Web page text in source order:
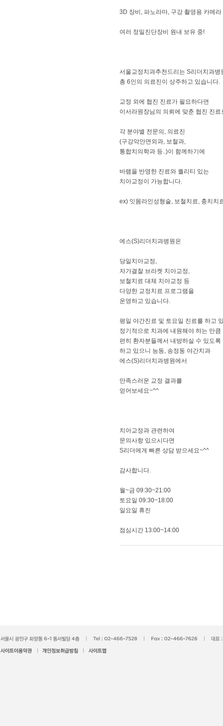
​​3D 장비, 파노라마, 구강 촬영용 카메라
여러 정밀진단장비 원내 보유 중!
서울교정치과추천드리는 S리더치과병
총 6인의 의료진이 상주하고 있습니다.
​교정 외에 협진 진료가 필요하다면
이서라원장님의 의뢰에 맞춘 협진 진료
​각 분야별 전문의, 의료진
(구강악안면외과, 보철과,
통합치의학과 등..)이 함께하기에
바램을 반영한 진료와 퀄리티 있는
치아교정이 가능합니다.
​​ex) 잇몸라인성형술, 보철치료, 충치치
에스(S)리더치과병원은
​당일치아교정,
자가결찰 브라켓 치아교정,
보철치료 대체 치아교정 등
다양한 교정치료 프로그램을
운영하고 있습니다.
평일 야간진료 및 토요일 진료를 하고
정기적으로 치과에 내원해야 하는 만큼
편히 환자분들께서 내방하실 수 있도록
하고 있으니 능동, 송정동 야간치과
에스(S)리더치과병원에서
만족스러운 교정 결과를
얻어보세요~^^
치아교정과 관련하여
문의사항 있으시다면
S리더에게 빠른 상담 받으세요~^^
감사합니다.
​월~금 09:30~21:00
토요일 09:30~18:00
일요일 휴진
​점심시간 13:00~14:00